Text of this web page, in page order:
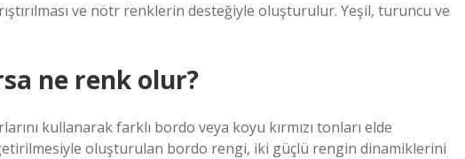
ve nötr renklerin desteğiyle oluşturulur. Yeşil, turuncu ve
ne renk olur?
kullanarak farklı bordo veya koyu kırmızı tonları elde
getirilmesiyle oluşturulan bordo rengi, iki güçlü rengin dinamiklerini